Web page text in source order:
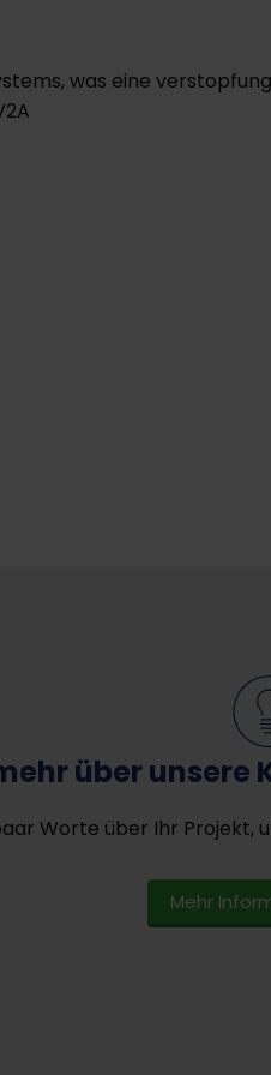
was eine
über unsere
Worte über Ihr Projekt,
Mehr